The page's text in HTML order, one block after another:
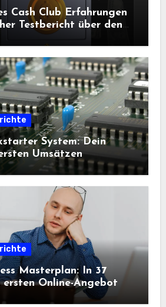
Cash Club Erfahrungen
Testbericht über den
Einkommen
System: Dein
Umsätzen
Masterplan: In 37
ersten Online-Angebot